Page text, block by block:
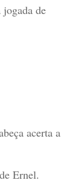
de
acerta a
Ernel.